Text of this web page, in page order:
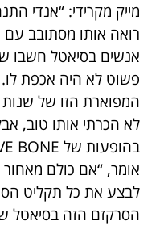
מייק מקרידי: “אנדי
רואה אותו מסתובב
אנשים בסיאטל חשבו
פשוט לא היה אכפת
לא הכרתי אותו טוב,
אומר, “אם כולם מאחור
לבצע את כל תקליט
הסרקזם הזה בסיאטל